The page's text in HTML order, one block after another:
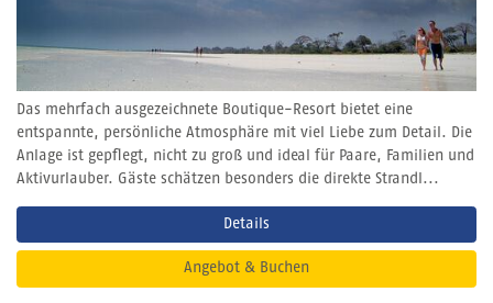
Das mehrfach ausgezeichnete Boutique-Resort bietet eine
entspannte, persönliche Atmosphäre mit viel Liebe zum Detail. Die
Anlage ist gepflegt, nicht zu groß und ideal für Paare, Familien und
Aktivurlauber. Gäste schätzen besonders die direkte Strandl...
Details
Angebot & Buchen